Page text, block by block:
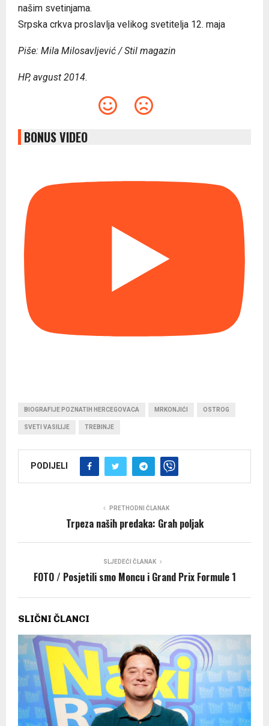
našim svetinjama.
Srpska crkva proslavlja velikog svetitelja 12. maja
Piše: Mila Milosavljević / Stil magazin
HP, avgust 2014.
BONUS VIDEO
BIOGRAFIJE POZNATIH HERCEGOVACA MRKONJIĆI OSTROG
SVETI VASILIJE TREBINJE
PODIJELI
PRETHODNI ČLANAK
Trpeza naših predaka: Grah poljak
SLJEDEĆI ČLANAK
FOTO / Posjetili smo Moncu i Grand Prix Formule 1
SLIČNI ČLANCI